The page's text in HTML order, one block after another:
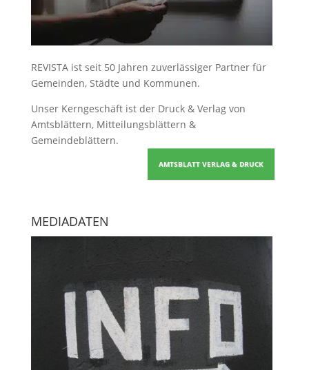
REVISTA ist seit 50 Jahren zuverlässiger Partner für
Gemeinden, Städte und Kommunen.
Unser Kerngeschäft ist der Druck & Verlag von
Amtsblättern, Mitteilungsblättern &
Gemeindeblättern.
AMTSBLATT VERLAG & DRUCK
MEDIADATEN